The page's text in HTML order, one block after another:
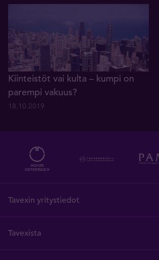
Kiinteistöt vai kulta – kumpi on
parempi vakuus?
18.10.2019
Tavexin yritystiedot
Tavexista